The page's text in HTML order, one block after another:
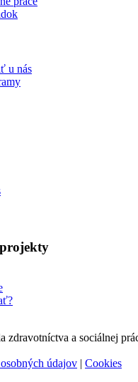
u nás
zdravotníctva a sociálnej
údajov | Cookies